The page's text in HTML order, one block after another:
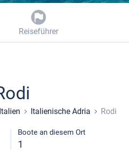
Reiseführer
Italien Italienische Adria Rodi
Boote an diesem Ort
1